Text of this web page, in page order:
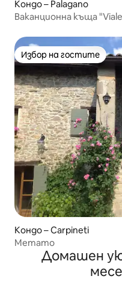
Кондо – Palagano
Ваканционна къща
Избор на гостите
Избор на гостите
Кондо – Carpineti
Метато
Домашен